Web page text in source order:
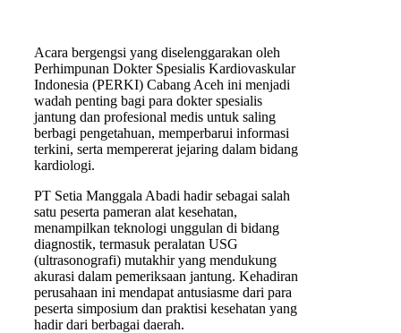
Acara bergengsi yang diselenggarakan oleh
Perhimpunan Dokter Spesialis Kardiovaskular
Indonesia (PERKI) Cabang Aceh ini menjadi
wadah penting bagi para dokter spesialis
jantung dan profesional medis untuk saling
berbagi pengetahuan, memperbarui informasi
terkini, serta mempererat jejaring dalam bidang
kardiologi.
PT Setia Manggala Abadi hadir sebagai salah
satu peserta pameran alat kesehatan,
menampilkan teknologi unggulan di bidang
diagnostik, termasuk peralatan USG
(ultrasonografi) mutakhir yang mendukung
akurasi dalam pemeriksaan jantung. Kehadiran
perusahaan ini mendapat antusiasme dari para
peserta simposium dan praktisi kesehatan yang
hadir dari berbagai daerah.